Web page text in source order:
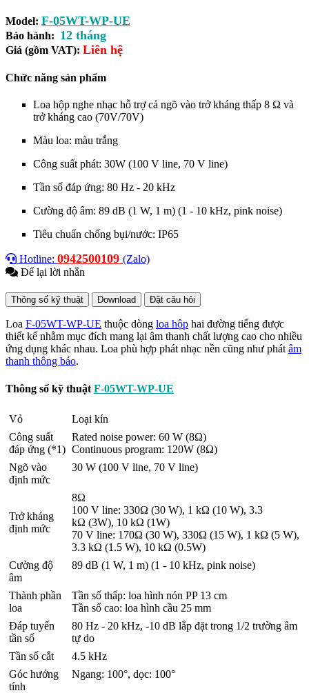
Model: F-05WT-WP-UE
Bảo hành: 12 tháng
Giá (gồm VAT): Liên hệ
Chức năng sản phẩm
Loa hộp nghe nhạc hỗ trợ cả ngõ vào trở kháng thấp 8 Ω và
trở kháng cao (70V/70V)
Màu loa: màu trắng
Công suất phát: 30W (100 V line, 70 V line)
Tần số đáp ứng: 80 Hz - 20 kHz
Cường độ âm: 89 dB (1 W, 1 m) (1 - 10 kHz, pink noise)
Tiêu chuẩn chống bụi/nước: IP65
Hotline: 0942500109 (Zalo)
Để lại lời nhắn
Thông số kỹ thuật Download Đặt câu hỏi
Loa F-05WT-WP-UE thuộc dòng loa hộp hai đường tiếng được
thiết kế nhằm mục đích mang lại âm thanh chất lượng cao cho nhiều
ứng dụng khác nhau. Loa phù hợp phát nhạc nền cũng như phát âm
thanh thông báo.
Thông số kỹ thuật F-05WT-WP-UE
Vỏ
Loại kín
Công suất
đáp ứng (*1)
Rated noise power: 60 W (8Ω)
Continuous program: 120W (8Ω)
Ngõ vào
định mức
30 W (100 V line, 70 V line)
Trở kháng
định mức
8Ω
100 V line: 330Ω (30 W), 1 kΩ (10 W), 3.3
kΩ (3W), 10 kΩ (1W)
70 V line: 170Ω (30 W), 330Ω (15 W), 1 kΩ (5 W),
3.3 kΩ (1.5 W), 10 kΩ (0.5W)
Cường độ
âm
89 dB (1 W, 1 m) (1 - 10 kHz, pink noise)
Thành phần
loa
Tần số thấp: loa hình nón PP 13 cm
Tần số cao: loa hình cầu 25 mm
Đáp tuyến
tần số
80 Hz - 20 kHz, -10 dB lắp đặt trong 1/2 trường âm
tự do
Tần số cắt
4.5 kHz
Góc hướng
tính
Ngang: 100°, dọc: 100°